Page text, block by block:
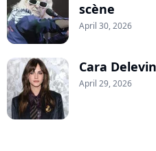
scène
April 30, 2026
Cara
April 29, 2026